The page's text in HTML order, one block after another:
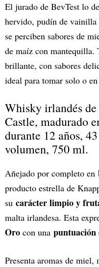
El jurado de BevTest lo
hervido, pudín de vainilla
se perciben sabores de
de maíz con mantequilla.
brillante, con sabores
ideal para tomar solo o
Whisky irlandés
Castle, madurado
durante 12 años,
volumen, 750 ml.
Añejado por completo en
producto estrella de
su carácter limpio y
malta irlandesa. Esta
Oro con una puntuación
Presenta aromas de